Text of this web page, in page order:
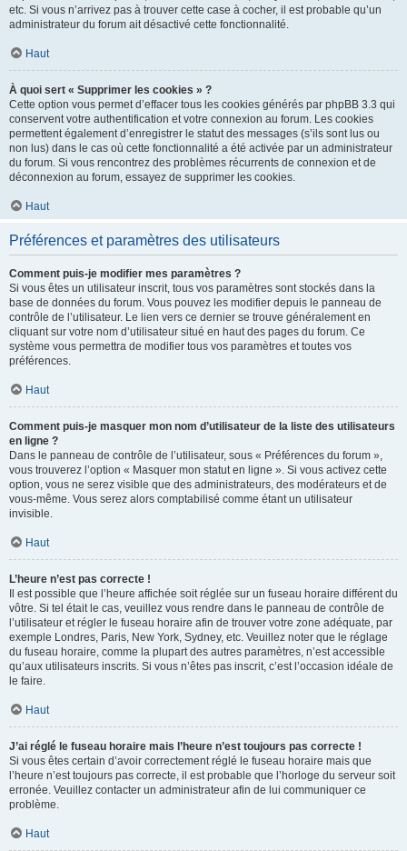
etc. Si vous n’arrivez pas à trouver cette case à cocher, il est probable qu’un
administrateur du forum ait désactivé cette fonctionnalité.
Haut
À quoi sert « Supprimer les cookies » ?
Cette option vous permet d’effacer tous les cookies générés par phpBB 3.3 qui
conservent votre authentification et votre connexion au forum. Les cookies
permettent également d’enregistrer le statut des messages (s’ils sont lus ou
non lus) dans le cas où cette fonctionnalité a été activée par un administrateur
du forum. Si vous rencontrez des problèmes récurrents de connexion et de
déconnexion au forum, essayez de supprimer les cookies.
Haut
Préférences et paramètres des utilisateurs
Comment puis-je modifier mes paramètres ?
Si vous êtes un utilisateur inscrit, tous vos paramètres sont stockés dans la
base de données du forum. Vous pouvez les modifier depuis le panneau de
contrôle de l’utilisateur. Le lien vers ce dernier se trouve généralement en
cliquant sur votre nom d’utilisateur situé en haut des pages du forum. Ce
système vous permettra de modifier tous vos paramètres et toutes vos
préférences.
Haut
Comment puis-je masquer mon nom d’utilisateur de la liste des utilisateurs
en ligne ?
Dans le panneau de contrôle de l’utilisateur, sous « Préférences du forum »,
vous trouverez l’option « Masquer mon statut en ligne ». Si vous activez cette
option, vous ne serez visible que des administrateurs, des modérateurs et de
vous-même. Vous serez alors comptabilisé comme étant un utilisateur
invisible.
Haut
L’heure n’est pas correcte !
Il est possible que l’heure affichée soit réglée sur un fuseau horaire différent du
vôtre. Si tel était le cas, veuillez vous rendre dans le panneau de contrôle de
l’utilisateur et régler le fuseau horaire afin de trouver votre zone adéquate, par
exemple Londres, Paris, New York, Sydney, etc. Veuillez noter que le réglage
du fuseau horaire, comme la plupart des autres paramètres, n’est accessible
qu’aux utilisateurs inscrits. Si vous n’êtes pas inscrit, c’est l’occasion idéale de
le faire.
Haut
J’ai réglé le fuseau horaire mais l’heure n’est toujours pas correcte !
Si vous êtes certain d’avoir correctement réglé le fuseau horaire mais que
l’heure n’est toujours pas correcte, il est probable que l’horloge du serveur soit
erronée. Veuillez contacter un administrateur afin de lui communiquer ce
problème.
Haut